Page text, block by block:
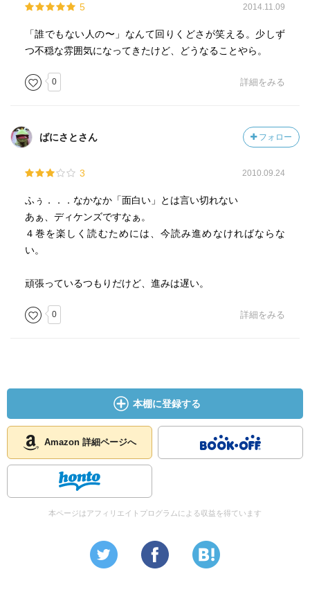
5 2014.11.09
「誰でもない人の〜」なんて回りくどさが笑える。少しず
つ不穏な雰囲気になってきたけど、どうなることやら。
0 詳細をみる
ばにさとさん フォロー
3 2010.09.24
ふぅ．．．なかなか「面白い」とは言い切れない
あぁ、ディケンズですなぁ。
４巻を楽しく読むためには、今読み進めなければならな
い。
頑張っているつもりだけど、進みは遅い。
0 詳細をみる
本棚に登録する
Amazon 詳細ページへ
本ページはアフィリエイトプログラムによる収益を得ています